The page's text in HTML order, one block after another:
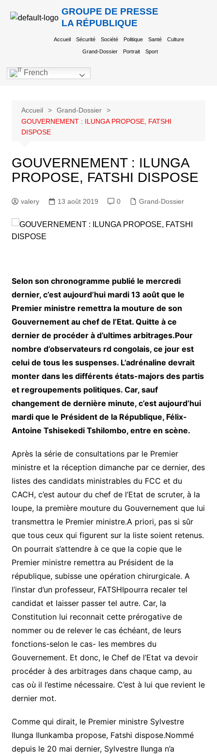
GROUPE DE PRESSE
LA RÉPUBLIQUE
Accueil Sécurité Société Politique Santé Culture
Grand-Dossier Portrait Sport
French
Accueil
Grand-Dossier
GOUVERNEMENT : ILUNGA PROPOSE, FATSHI
DISPOSE
GOUVERNEMENT : ILUNGA
PROPOSE, FATSHI DISPOSE
valery 13 août 2019 0 Grand-Dossier
Selon son chronogramme publié le mercredi
dernier, c’est aujourd’hui mardi 13 août que le
Premier ministre remettra la mouture de son
Gouvernement au chef de l’Etat. Quitte à ce
dernier de procéder à d’ultimes arbitrages.Pour
nombre d’observateurs rd congolais, ce jour est
celui de tous les suspenses. L’adrénaline devrait
monter dans les différents états-majors des partis
et regroupements politiques. Car, sauf
changement de dernière minute, c’est aujourd’hui
mardi que le Président de la République, Félix-
Antoine Tshisekedi Tshilombo, entre en scène.
Après la série de consultations par le Premier
ministre et la réception dimanche par ce dernier, des
listes des candidats ministrables du FCC et du
CACH, c’est autour du chef de l’Etat de scruter, à la
loupe, la première mouture du Gouvernement que lui
transmettra le Premier ministre.A priori, pas si sûr
que tous ceux qui figurent sur la liste soient retenus.
On pourrait s’attendre à ce que la copie que le
Premier ministre remettra au Président de la
république, subisse une opération chirurgicale. A
l’instar d’un professeur, FATSHIpourra recaler tel
candidat et laisser passer tel autre. Car, la
Constitution lui reconnait cette prérogative de
nommer ou de relever le cas échéant, de leurs
fonctions-selon le cas- les membres du
Gouvernement. Et donc, le Chef de l’Etat va devoir
procéder à des arbitrages dans chaque camp, au
cas où il l’estime nécessaire. C’est à lui que revient le
dernier mot.
Comme qui dirait, le Premier ministre Sylvestre
Ilunga Ilunkamba propose, Fatshi dispose.Nommé
depuis le 20 mai dernier, Sylvestre Ilunga n’a